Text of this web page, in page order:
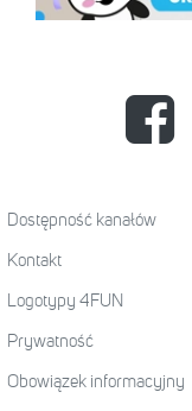
Dostępność kanałów
Kontakt
Logotypy 4FUN
Prywatność
Obowiązek informacyjny